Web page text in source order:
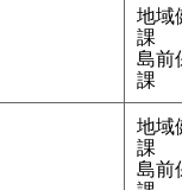
地域
課
島前
課
地域
課
島前